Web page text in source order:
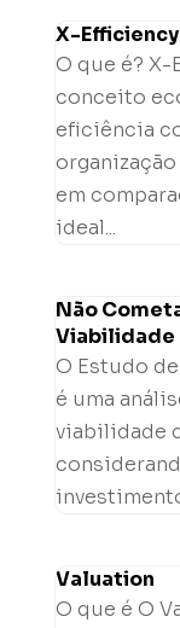
X-Efficiency
O que é? X-
conceito
eficiência
em
ideal...
Não
Viabilidade
O Estudo
é uma
viabilidade
Valuation
O que é O